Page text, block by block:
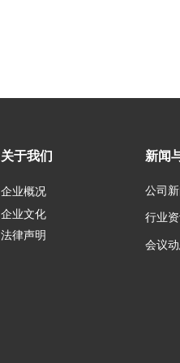
新闻
关于我们
企业概况
企业文化
公司新
行业
会议
法律声明